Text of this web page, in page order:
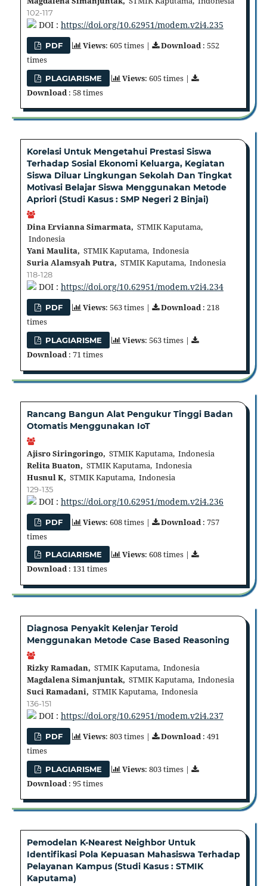
102-117
DOI : https://doi.org/10.62951/modem.v2i4.235
PDF Views: 605 times | Download: 552
times
PLAGIARISME Views: 605 times |
Download: 58 times
Korelasi Untuk Mengetahui Prestasi Siswa
Terhadap Sosial Ekonomi Keluarga, Kegiatan
Siswa Diluar Lingkungan Sekolah Dan Tingkat
Motivasi Belajar Siswa Menggunakan Metode
Apriori (Studi Kasus : SMP Negeri 2 Binjai)
Dina Ervianna Simarmata, STMIK Kaputama,
Indonesia
Yani Maulita, STMIK Kaputama, Indonesia
Suria Alamsyah Putra, STMIK Kaputama, Indonesia
118-128
DOI : https://doi.org/10.62951/modem.v2i4.234
PDF Views: 563 times | Download: 218
times
PLAGIARISME Views: 563 times |
Download: 71 times
Rancang Bangun Alat Pengukur Tinggi Badan
Otomatis Menggunakan IoT
Ajisro Siringoringo, STMIK Kaputama, Indonesia
Relita Buaton, STMIK Kaputama, Indonesia
Husnul K, STMIK Kaputama, Indonesia
129-135
DOI : https://doi.org/10.62951/modem.v2i4.236
PDF Views: 608 times | Download: 757
times
PLAGIARISME Views: 608 times |
Download: 131 times
Diagnosa Penyakit Kelenjar Teroid
Menggunakan Metode Case Based Reasoning
Rizky Ramadan, STMIK Kaputama, Indonesia
Magdalena Simanjuntak, STMIK Kaputama, Indonesia
Suci Ramadani, STMIK Kaputama, Indonesia
136-151
DOI : https://doi.org/10.62951/modem.v2i4.237
PDF Views: 803 times | Download: 491
times
PLAGIARISME Views: 803 times |
Download: 95 times
Pemodelan K-Nearest Neighbor Untuk
Identifikasi Pola Kepuasan Mahasiswa Terhadap
Pelayanan Kampus (Studi Kasus : STMIK
Kaputama)